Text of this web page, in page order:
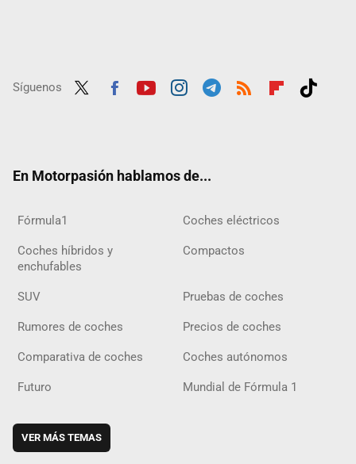
Síguenos
En Motorpasión hablamos de...
Fórmula1 Coches eléctricos
Coches híbridos y
enchufables
Compactos
SUV Pruebas de coches
Rumores de coches Precios de coches
Comparativa de coches Coches autónomos
Futuro Mundial de Fórmula 1
VER MÁS TEMAS